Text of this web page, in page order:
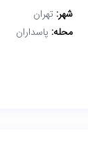
شهر: تهران
محله: پاسداران